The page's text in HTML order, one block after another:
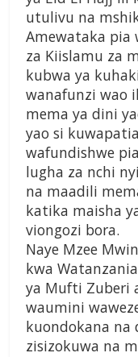
utulivu na
Amewataka pia
za Kiislamu za
kubwa ya
wanafunzi wao
mema ya dini
yao si
wafundishwe
lugha za nchi
na maadili
katika maisha
viongozi bora.
Naye Mzee
kwa
ya Mufti Zuberi
waumini
kuondokana na
zisizokuwa na